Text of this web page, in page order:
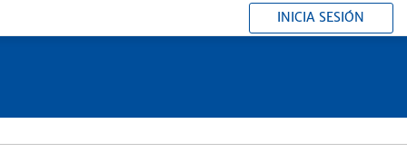
INICIA SESIÓN